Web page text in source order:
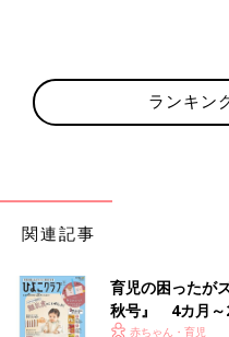
ランキン
関連記事
育児の困ったが
秋号』 4カ月～
赤ちゃん・育児